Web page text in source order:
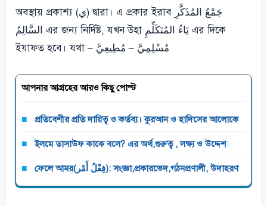
অবস্থায় প্রকাশ্য (ي) দ্বারা। এ প্রকার ইরাব جَمْعُ المُذَكَّرِ
السَّالِمُ এর জন্য নির্দিষ্ট, যখন উহা يَاءُ المُتَكَلِّمِ এর দিকে
ইযাফত হবে। যথা – مُسْلِمِيَّ – مُطِيعِيَّ
আপনার আগ্রহের আরও কিছু পোস্ট
প্রতিবেশীর প্রতি দায়িত্ব ও কর্তব্য। কুরআন ও হাদিসের আলোকে
ইলমে তাসাউফ কাকে বলে? এর অর্থ,গুরুত্ব , লক্ষ্য ও উদ্দেশ্য
ফেলে আমর(فِعْلُ أَمْر): সংজ্ঞা,প্রকারভেদ,গঠনপ্রণালী, উদাহরণ